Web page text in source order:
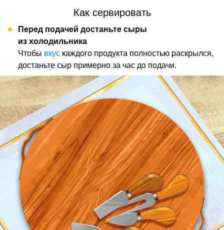
Как сервировать
Перед подачей достаньте сыры
из холодильника
Чтобы вкус каждого продукта полностью раскрылся,
достаньте сыр примерно за час до подачи.